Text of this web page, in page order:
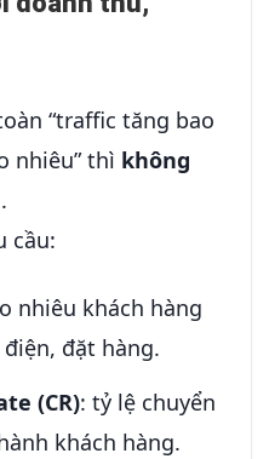
“traffic tăng bao
nhiêu” thì không
.
cầu:
nhiêu khách hàng
đặt hàng.
(CR): tỷ lệ chuyển
khách hàng.